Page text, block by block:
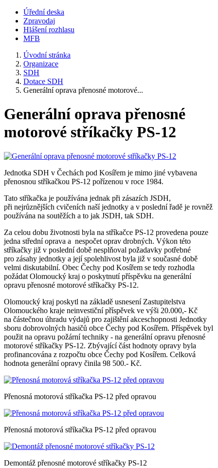
Úřední deska
Zpravodaj
Hlášení rozhlasu
MFB
Úvodní stránka
Organizace
SDH
Dotace SDH
Generální oprava přenosné motorové...
Generální oprava přenosné
motorové stříkačky PS-12
Jednotka SDH v Čechách pod Kosířem je mimo jiné vybavena
přenosnou stříkačkou PS-12 pořízenou v roce 1984.
Tato stříkačka je používána jednak při zásazích JSDH,
při nejrůznějších cvičeních naší jednotky a v poslední řadě je rovněž
používána na soutěžích a to jak JSDH, tak SDH.
Za celou dobu životnosti byla na stříkačce PS-12 provedena pouze
jedna střední oprava a nespočet oprav drobných. Výkon této
stříkačky již v poslední době nesplňoval požadavky potřebné
pro zásahy jednotky a její spolehlivost byla již v současné době
velmi diskutabilní. Obec Čechy pod Kosířem se tedy rozhodla
požádat Olomoucký kraj o poskytnutí příspěvku na generální
opravu přenosné motorové stříkačky PS-12.
Olomoucký kraj poskytl na základě usnesení Zastupitelstva
Olomouckého kraje neinvestiční příspěvek ve výši 20.000,- Kč
na částečnou úhradu výdajů pro zajištění akceschopnosti Jednotky
sboru dobrovolných hasičů obce Čechy pod Kosířem. Příspěvek byl
použit na opravu požární techniky - na generální opravu přenosné
motorové stříkačky PS-12. Zbývající část hodnoty opravy byla
profinancována z rozpočtu obce Čechy pod Kosířem. Celková
hodnota generální opravy činila 98 500.- Kč.
Přenosná motorová stříkačka PS-12 před opravou
Přenosná motorová stříkačka PS-12 před opravou
Demontáž přenosné motorové stříkačky PS-12